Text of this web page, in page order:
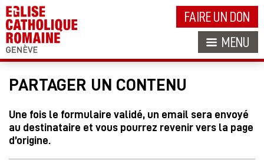
FAIRE UN DON
MENU
PARTAGER UN CONTENU
Une fois le formulaire validé, un email sera envoyé
au destinataire et vous pourrez revenir vers la page
d’origine.